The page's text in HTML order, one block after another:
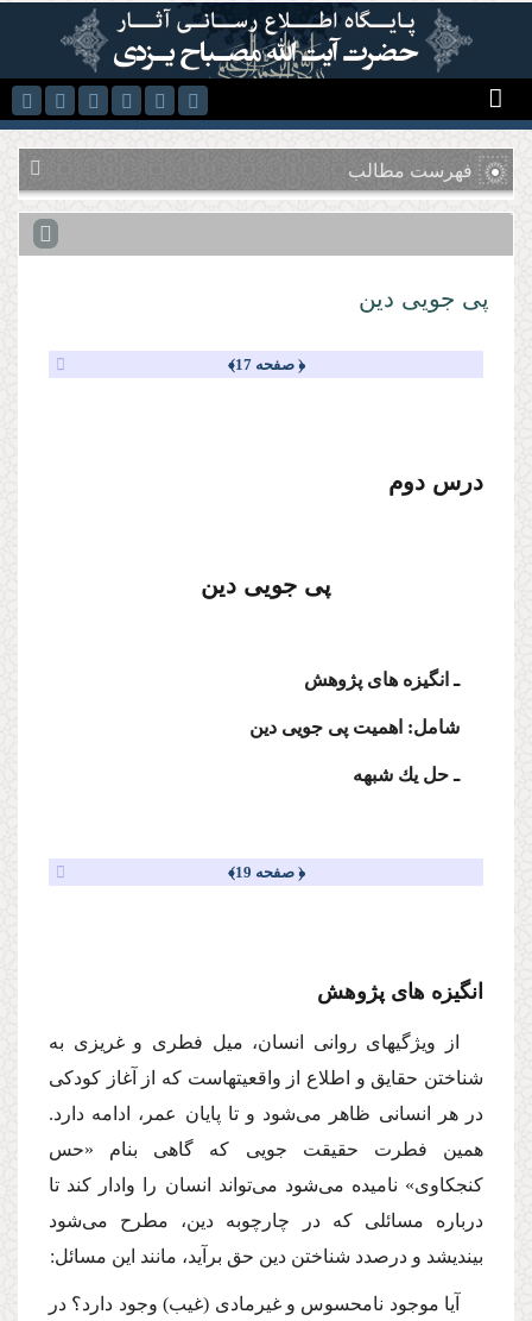
رفتن به محتوای اصلی
فهرست مطالب
پى جویى دین
﴿ صفحه 17﴾
درس دوم
پى جویى دین
ـ انگیزه هاى پژوهش
شامل: اهمیت پى جویى دین
ـ حل یك شبهه
﴿ صفحه 19﴾
انگیزه هاى پژوهش
از ویژگیهاى روانى انسان، میل فطرى و غریزى به
شناختن حقایق و اطلاع از واقعیتهاست كه از آغاز كودكى
در هر انسانى ظاهر مى‌شود و تا پایان عمر، ادامه دارد.
همین فطرت حقیقت جویى كه گاهى بنام «حس
كنجكاوى» نامیده مى‌شود مى‌تواند انسان را وادار كند تا
درباره مسائلى كه در چارچوبه دین، مطرح مى‌شود
بیندیشد و درصدد شناختن دین حق برآید، مانند این مسائل:
آیا موجود نامحسوس و غیرمادى (غیب) وجود دارد؟ در